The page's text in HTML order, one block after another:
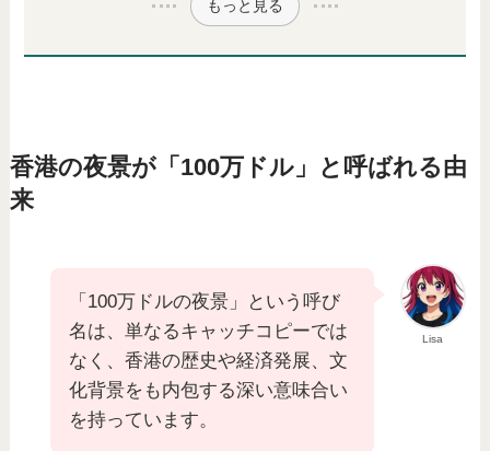
もっと見る
香港の夜景が「100万ドル」と呼ばれる由
来
Lisa
「100万ドルの夜景」という呼び
名は、単なるキャッチコピーでは
なく、香港の歴史や経済発展、文
化背景をも内包する深い意味合い
を持っています。